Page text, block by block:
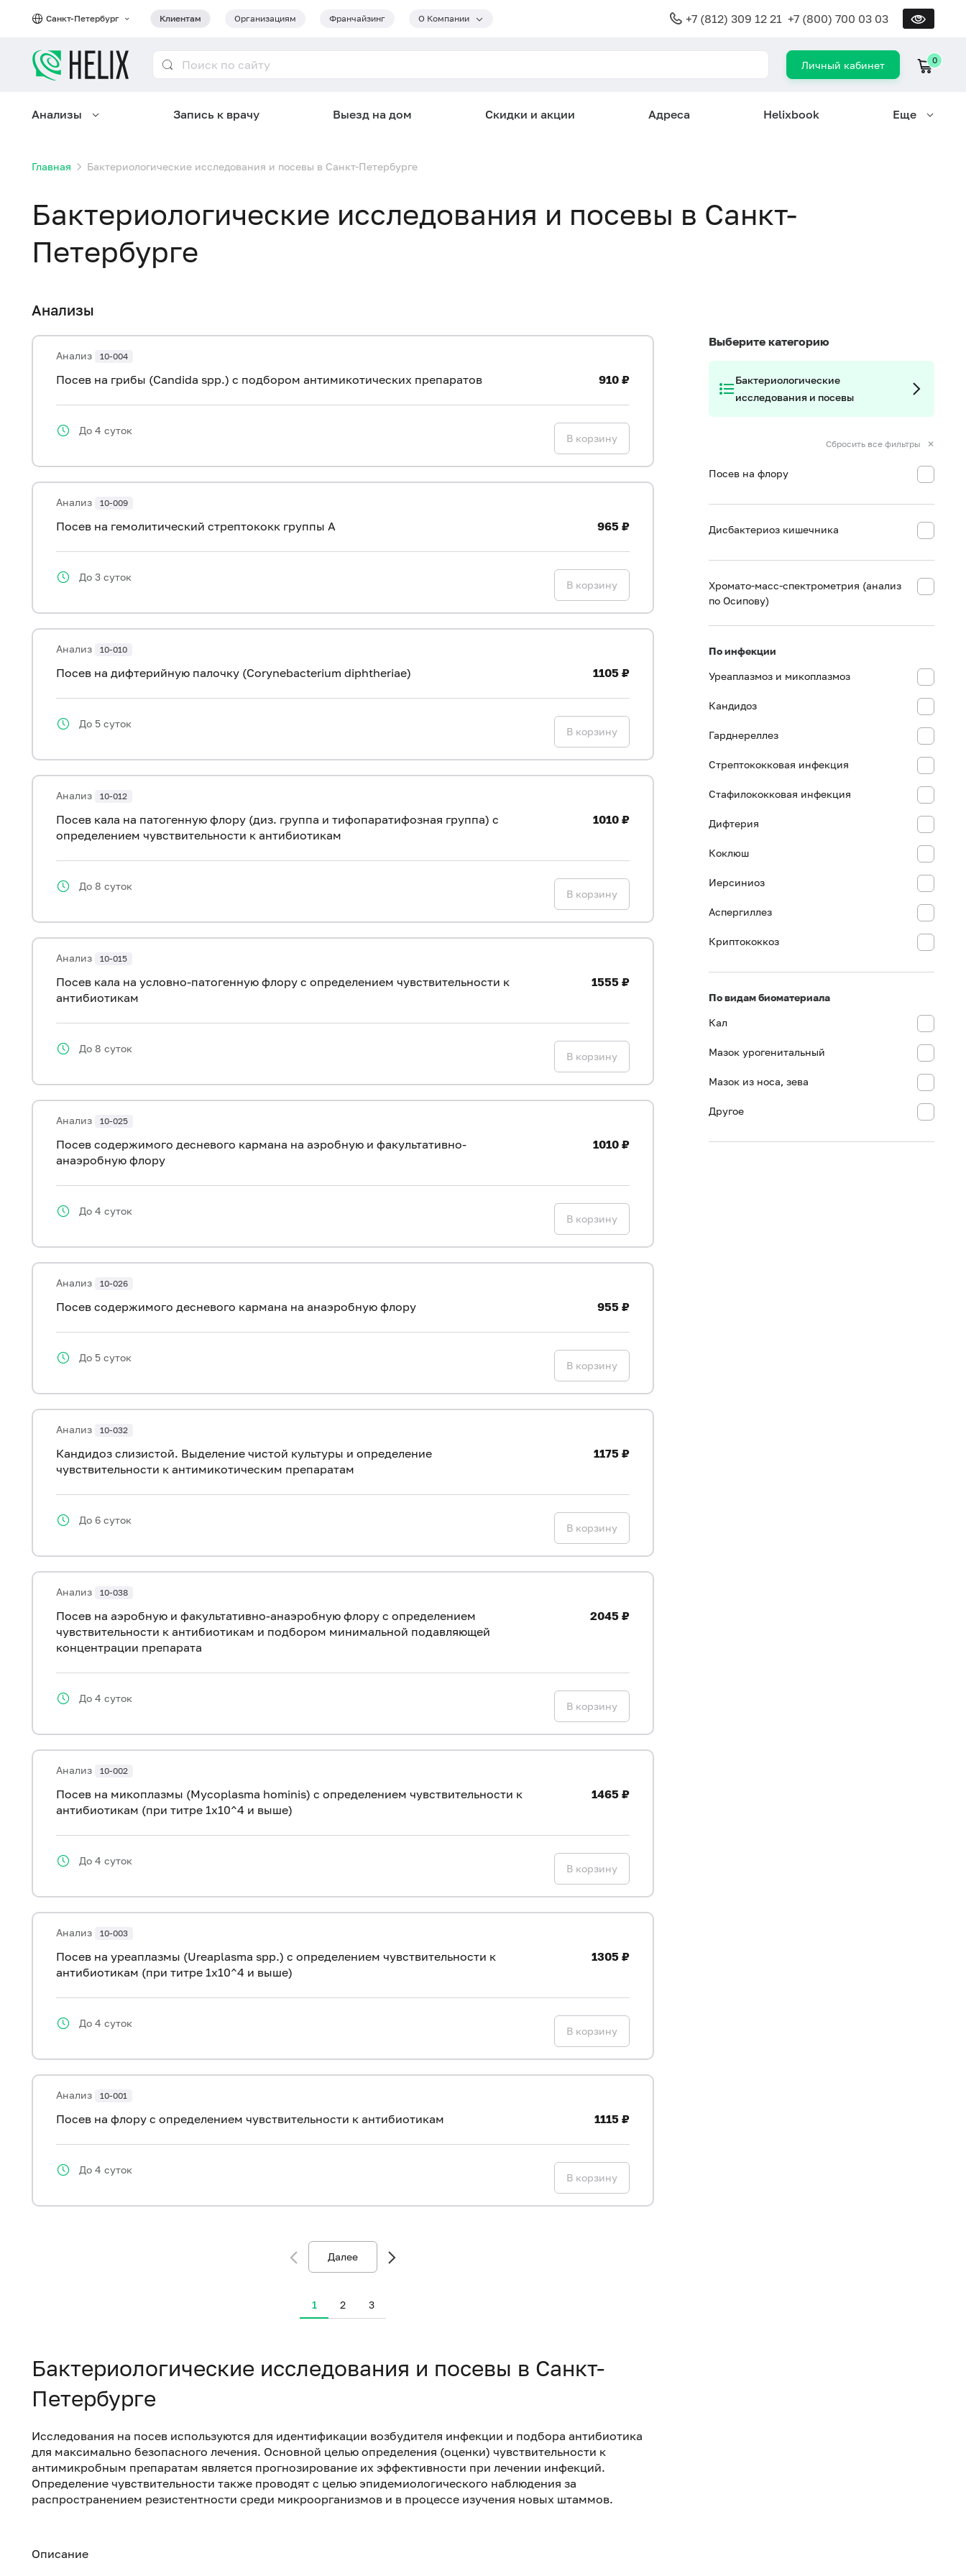
Санкт-Петербург Клиентам Организациям Франчайзинг О Компании +7 (812) 309 12 21 +7 (800) 700 03 03
Личный кабинет 0
Анализы Запись к врачу Выезд на дом Скидки и акции Адреса Helixbook Еще
Главная Бактериологические исследования и посевы в Санкт-Петербурге
Бактериологические исследования и посевы в Санкт-
Петербурге
Анализы
Анализ 10-004
Посев на грибы (Candida spp.) с подбором антимикотических препаратов 910 ₽
До 4 суток
В корзину
Анализ 10-009
Посев на гемолитический стрептококк группы А 965 ₽
До 3 суток
В корзину
Анализ 10-010
Посев на дифтерийную палочку (Corynebacterium diphtheriae) 1105 ₽
До 5 суток
В корзину
Анализ 10-012
Посев кала на патогенную флору (диз. группа и тифопаратифозная группа) с
определением чувствительности к антибиотикам
1010 ₽
До 8 суток
В корзину
Анализ 10-015
Посев кала на условно-патогенную флору с определением чувствительности к
антибиотикам
1555 ₽
До 8 суток
В корзину
Анализ 10-025
Посев содержимого десневого кармана на аэробную и факультативно-
анаэробную флору
1010 ₽
До 4 суток
В корзину
Анализ 10-026
Посев содержимого десневого кармана на анаэробную флору 955 ₽
До 5 суток
В корзину
Анализ 10-032
Кандидоз слизистой. Выделение чистой культуры и определение
чувствительности к антимикотическим препаратам
1175 ₽
До 6 суток
В корзину
Анализ 10-038
Посев на аэробную и факультативно-анаэробную флору с определением
чувствительности к антибиотикам и подбором минимальной подавляющей
концентрации препарата
2045 ₽
До 4 суток
В корзину
Анализ 10-002
Посев на микоплазмы (Mycoplasma hominis) с определением чувствительности к
антибиотикам (при титре 1х10^4 и выше)
1465 ₽
До 4 суток
В корзину
Анализ 10-003
Посев на уреаплазмы (Ureaplasma spp.) с определением чувствительности к
антибиотикам (при титре 1х10^4 и выше)
1305 ₽
До 4 суток
В корзину
Анализ 10-001
Посев на флору с определением чувствительности к антибиотикам 1115 ₽
До 4 суток
В корзину
Далее
1 2 3
Бактериологические исследования и посевы в Санкт-
Петербурге
Исследования на посев используются для идентификации возбудителя инфекции и подбора антибиотика
для максимально безопасного лечения. Основной целью определения (оценки) чувствительности к
антимикробным препаратам является прогнозирование их эффективности при лечении инфекций.
Определение чувствительности также проводят с целью эпидемиологического наблюдения за
распространением резистентности среди микроорганизмов и в процессе изучения новых штаммов.
Описание
Выберите категорию
Бактериологические
исследования и посевы
Сбросить все фильтры ✕
Посев на флору
Дисбактериоз кишечника
Хромато-масс-спектрометрия (анализ
по Осипову)
По инфекции
Уреаплазмоз и микоплазмоз
Кандидоз
Гарднереллез
Стрептококковая инфекция
Стафилококковая инфекция
Дифтерия
Коклюш
Иерсиниоз
Аспергиллез
Криптококкоз
По видам биоматериала
Кал
Мазок урогенитальный
Мазок из носа, зева
Другое